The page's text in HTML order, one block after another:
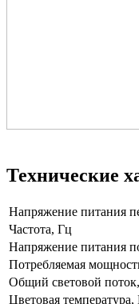
Технические
Напряжение питания
Частота, Гц
Напряжение питания
Потребляемая
Общий световой
Цветовая температура,